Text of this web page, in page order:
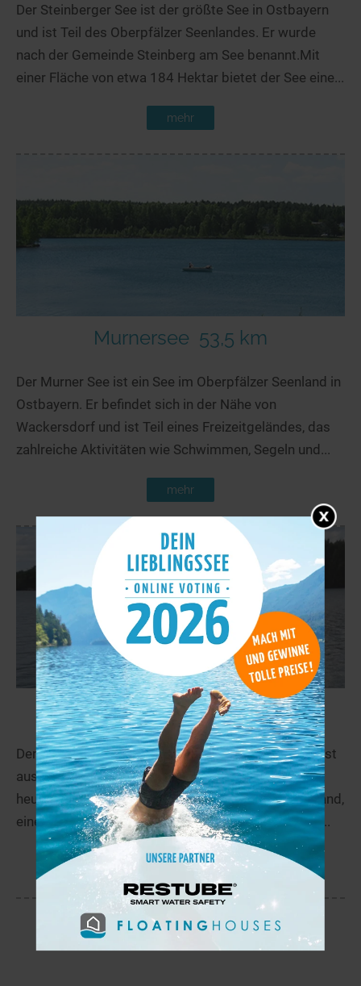
Der Steinberger See ist der größte See in Ostbayern
und ist Teil des Oberpfälzer Seenlandes. Er wurde
nach der Gemeinde Steinberg am See benannt.Mit
einer Fläche von etwa 184 Hektar bietet der See eine...
mehr
Murnersee 53,5 km
Der Murner See ist ein See im Oberpfälzer Seenland in
Ostbayern. Er befindet sich in der Nähe von
Wackersdorf und ist Teil eines Freizeitgeländes, das
zahlreiche Aktivitäten wie Schwimmen, Segeln und...
mehr
Klausensee 57,2 km
Der Klausensee, ca. 3 km südlich von Schwandorf, ist
aus einer ehemaligen Kiesgrube entstanden und ist
heute ein kostenpflichtiges Naturbad. Der Sandstrand,
eine große Liegewiese, kindgerechter Einstieg und...
mehr